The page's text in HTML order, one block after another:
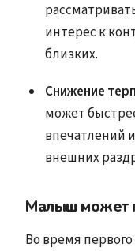
интерес к
близких.
Снижение
может
впечатлений
внешних
Малыш может
Во время